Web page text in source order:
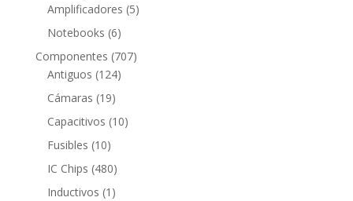
productos
Amplificadores 55
Notebooks 66
productos
Componentes 707707
Antiguos 124124
Cámaras 1919
productos
Capacitivos 1010
Fusibles 1010
productos
IC Chips 480480
productos
Inductivos 1 1